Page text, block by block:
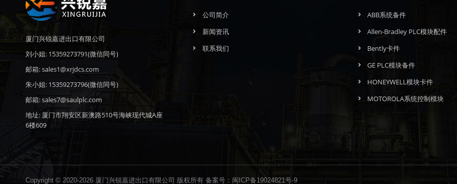
厦门兴锐嘉进出口有限公司
刘小姐: 15359273791(微信同号)
邮箱: sales1@xrjdcs.com
朱小姐: 15359273796(微信同号)
邮箱: sales7@saulplc.com
地址: 厦门市翔安区新澳路510号海峡现代城A座
6楼609
公司简介
新闻资讯
联系我们
ABB系统备件
Allen-Bradley PLC模块配件
Bently卡件
GE PLC模块备件
HONEYWELL模块卡件
MOTOROLA系统控制模块
Copyright © 2020-2026 厦门兴锐嘉进出口有限公司 版权所有 备案号： 闽ICP备19024821号-9